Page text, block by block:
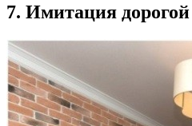
7. Имитация